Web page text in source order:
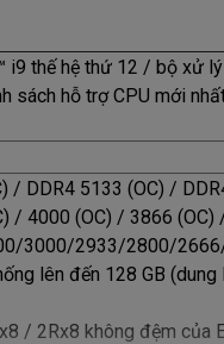
i9 thế hệ thứ 12 / bộ xử
sách hỗ trợ CPU mới
/ DDR4 5133 (OC) /
/ 4000 (OC) / 3866
3000/2933/2800/
lên đến 128 GB
/ 2Rx8 không đệm của